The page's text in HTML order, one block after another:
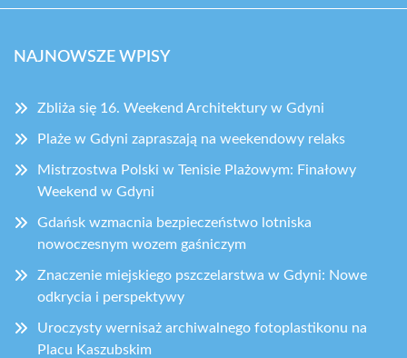
NAJNOWSZE WPISY
Zbliża się 16. Weekend Architektury w Gdyni
Plaże w Gdyni zapraszają na weekendowy relaks
Mistrzostwa Polski w Tenisie Plażowym: Finałowy
Weekend w Gdyni
Gdańsk wzmacnia bezpieczeństwo lotniska
nowoczesnym wozem gaśniczym
Znaczenie miejskiego pszczelarstwa w Gdyni: Nowe
odkrycia i perspektywy
Uroczysty wernisaż archiwalnego fotoplastikonu na
Placu Kaszubskim